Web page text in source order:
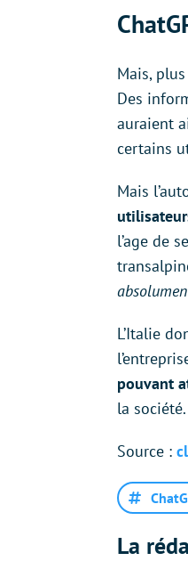
Mais,
Des
auraient
certains
Mais
l’age de
L’Italie
pouvant
la société.
Source :
La